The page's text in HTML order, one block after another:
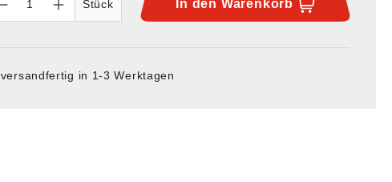
Stück
In den Warenkorb
versandfertig in 1-3 Werktagen